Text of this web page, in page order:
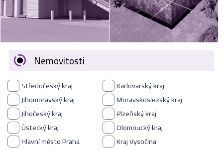
NÁŠ ČASOPIS
KONTAKT
O NÁS
Nemovitosti
Středočeský kraj
Karlovarský kraj
Jihomoravský kraj
Moravskoslezský kraj
Jihočeský kraj
Plzeňský kraj
Ústecký kraj
Olomoucký kraj
Hlavní město Praha
Kraj Vysočina